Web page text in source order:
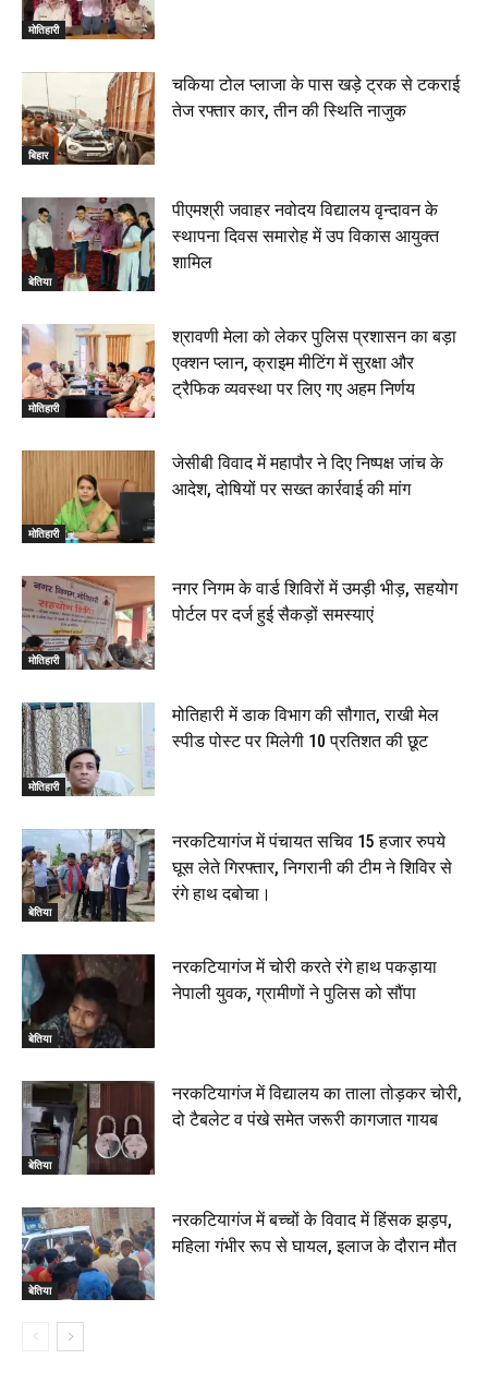
थानाध्यक्ष ने किया निरीक्षण, 19 June 2026
00:58
बेतिया में सगे भाई ने मां के साथ मिलकर की भाई की हत्या, शव
जलाया, दोनों गिरफ्तार, 14 June 2026
00:12
मोतिहारी। NDA सरकार, 12 साल विश्वास के, मीडिया संवाद में
सांसद रधामोहन सिंह, 13 June 2026
02:19
मोतिहारी
बिहार
चकिया टोल प्लाजा के पास खड़े ट्रक से टकराई
तेज रफ्तार कार, तीन की स्थिति नाजुक
बेतिया
पीएमश्री जवाहर नवोदय विद्यालय वृन्दावन के
स्थापना दिवस समारोह में उप विकास आयुक्त
शामिल
मोतिहारी
श्रावणी मेला को लेकर पुलिस प्रशासन का बड़ा
एक्शन प्लान, क्राइम मीटिंग में सुरक्षा और
ट्रैफिक व्यवस्था पर लिए गए अहम निर्णय
मोतिहारी
जेसीबी विवाद में महापौर ने दिए निष्पक्ष जांच के
आदेश, दोषियों पर सख्त कार्रवाई की मांग
मोतिहारी
नगर निगम के वार्ड शिविरों में उमड़ी भीड़, सहयोग
पोर्टल पर दर्ज हुई सैकड़ों समस्याएं
मोतिहारी
मोतिहारी में डाक विभाग की सौगात, राखी मेल
स्पीड पोस्ट पर मिलेगी 10 प्रतिशत की छूट
बेतिया
नरकटियागंज में पंचायत सचिव 15 हजार रुपये
घूस लेते गिरफ्तार, निगरानी की टीम ने शिविर से
रंगे हाथ दबोचा।
बेतिया
नरकटियागंज में चोरी करते रंगे हाथ पकड़ाया
नेपाली युवक, ग्रामीणों ने पुलिस को सौंपा
बेतिया
नरकटियागंज में विद्यालय का ताला तोड़कर चोरी,
दो टैबलेट व पंखे समेत जरूरी कागजात गायब
बेतिया
नरकटियागंज में बच्चों के विवाद में हिंसक झड़प,
महिला गंभीर रूप से घायल, इलाज के दौरान मौत